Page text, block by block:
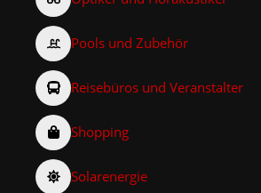
Pools und Zubehör
Reisebüros und Veranstalter
Shopping
Solarenergie